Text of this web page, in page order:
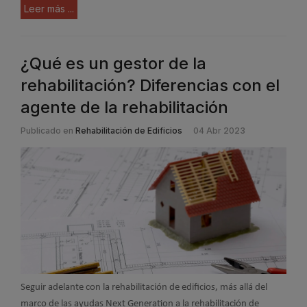
Leer más ...
¿Qué es un gestor de la
rehabilitación? Diferencias con el
agente de la rehabilitación
Publicado en Rehabilitación de Edificios 04 Abr 2023
Seguir adelante con la rehabilitación de edificios, más allá del
marco de las ayudas Next Generation a la rehabilitación de